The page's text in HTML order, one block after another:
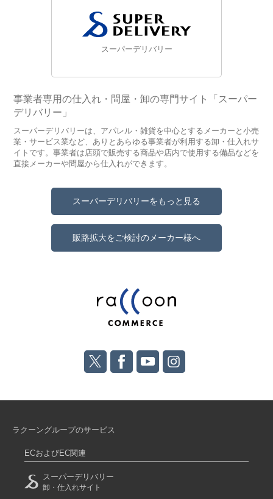
スーパーデリバリー
事業者専用の仕入れ・問屋・卸の専門サイト「スーパー
デリバリー」
スーパーデリバリーは、アパレル・雑貨を中心とするメーカーと小売
業・サービス業など、ありとあらゆる事業者が利用する卸・仕入れサ
イトです。事業者は店頭で販売する商品や店内で使用する備品などを
直接メーカーや問屋から仕入れができます。
スーパーデリバリーをもっと見る
販路拡大をご検討のメーカー様へ
ラクーングループのサービス
ECおよびEC関連
スーパーデリバリー
卸・仕入れサイト